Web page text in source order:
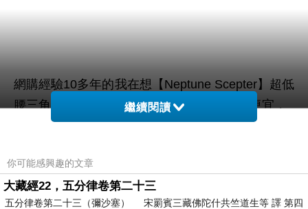
網購經驗10多年的我在想【Neptune Scepter】超低
腰三角泳褲(NS-014)在網路上買應該會比較便宜，
用等店家開門也不用看店員臉色，
然選擇在網路上購買~~
繼續閱讀
你可能感興趣的文章
大藏經22，五分律卷第二十三
五分律卷第二十三（彌沙塞） 宋罽賓三藏佛陀什共竺道生等 譯 第四